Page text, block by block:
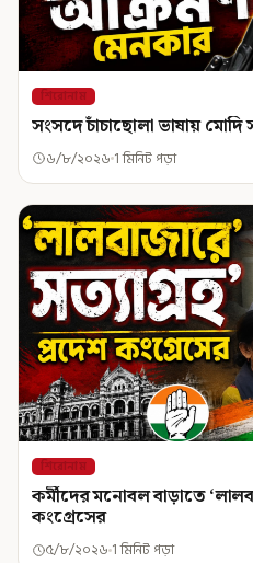
শিরোনাম
সংসদে চাঁচাছোলা ভাষায়
৬/৮/২০২৬ 1 মিনিট পড়া
শিরোনাম
কর্মীদের মনোবল বাড়াতে
কংগ্রেসের
৫/৮/২০২৬ 1 মিনিট পড়া